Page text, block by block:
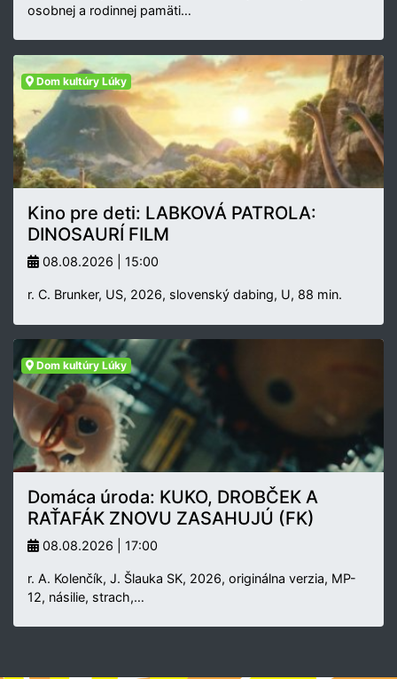
osobnej a rodinnej pamäti…
Dom kultúry Lúky
Kino pre deti: LABKOVÁ PATROLA:
DINOSAURÍ FILM
08.08.2026 | 15:00
r. C. Brunker, US, 2026, slovenský dabing, U, 88 min.
Dom kultúry Lúky
Domáca úroda: KUKO, DROBČEK A
RAŤAFÁK ZNOVU ZASAHUJÚ (FK)
08.08.2026 | 17:00
r. A. Kolenčík, J. Šlauka SK, 2026, originálna verzia, MP-
12, násilie, strach,…